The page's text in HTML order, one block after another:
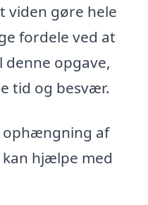
viden gøre hele
fordele ved at
opgave,
tid og besvær.
ophængning af
hjælpe med